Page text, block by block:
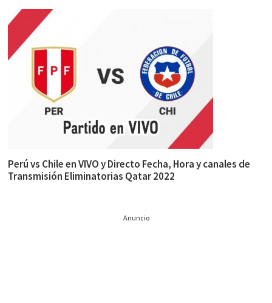
Perú vs Chile en VIVO y Directo Fecha, Hora y canales de
Transmisión Eliminatorias Qatar 2022
Anuncio